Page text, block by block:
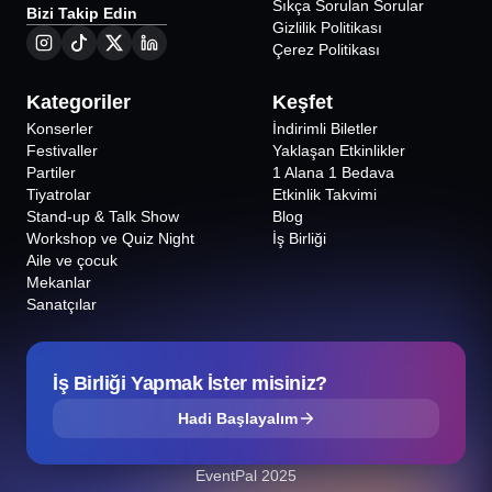
Bizi Takip Edin
Sıkça Sorulan Sorular
Gizlilik Politikası
Çerez Politikası
Kategoriler
Konserler
Festivaller
Partiler
Tiyatrolar
Stand-up & Talk Show
Workshop ve Quiz Night
Aile ve çocuk
Mekanlar
Sanatçılar
Keşfet
İndirimli Biletler
Yaklaşan Etkinlikler
1 Alana 1 Bedava
Etkinlik Takvimi
Blog
İş Birliği
İş Birliği Yapmak İster misiniz?
Hadi Başlayalım
EventPal 2025